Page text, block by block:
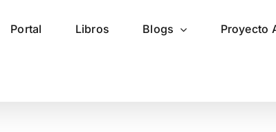
Portal Libros Blogs Proyecto